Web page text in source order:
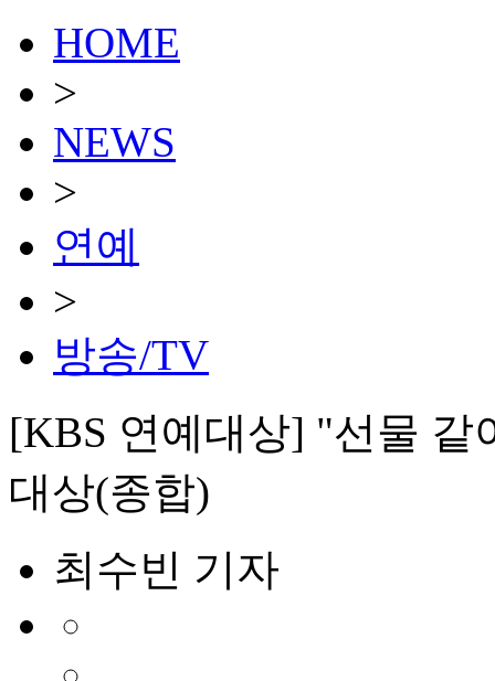
HOME
>
NEWS
>
연예
>
방송/TV
[KBS 연예대상] "선물
대상(종합)
최수빈 기자